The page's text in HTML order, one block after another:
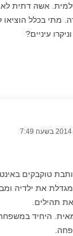
אשה דתית
מתי בכלל הוציאו
עיניים?
טוקבקים
את ילדיה
תהילים.
היחיד